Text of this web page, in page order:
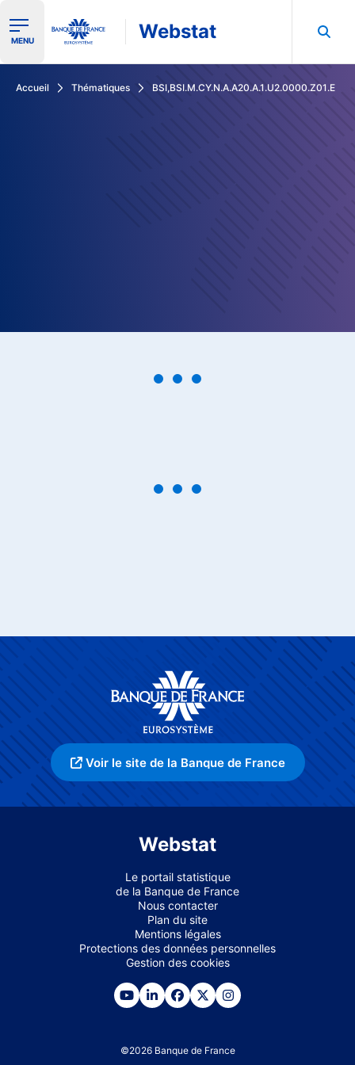
Ouvrir le menu de navigation
MENU Webstat
Accueil Thématiques BSI,BSI.M.CY.N.A.A20.A.1.U2.0000.Z01.E
Voir le site de la Banque de France
Webstat
Le portail statistique
de la Banque de France
Nous contacter
Plan du site
Mentions légales
Protections des données personnelles
Gestion des cookies
©2026 Banque de France